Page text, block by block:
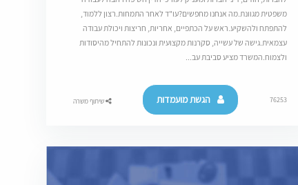
משפטית מגוונת.מה אנחנו מחפשים?עו"ד לאחר התמחות.רצון ללמוד,
להתפתח ולהשקיע.ראש על הכתפיים, אחריות, חריצות ויכולת עבודה
עצמאית.גישה של עשייה, סקרנות מקצועית ונכונות להתחיל מהיסודות
ולצמוח.המשרד מציע סביבת עב...
76253 הגשת מועמדות שיתוף משרה